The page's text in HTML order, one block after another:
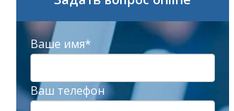
Ваше имя*
Ваш телефон